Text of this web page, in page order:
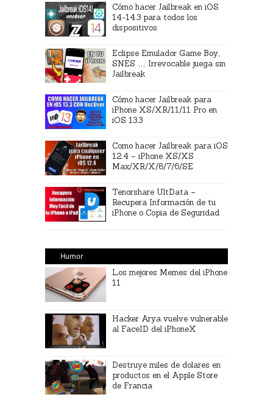
Cómo hacer Jailbreak en iOS
14-14.3 para todos los
dispositivos
Eclipse Emulador Game Boy,
SNES … Irrevocable juega sin
Jailbreak
Cómo hacer Jailbreak para
iPhone XS/XR/11/11 Pro en
iOS 13.3
Como hacer Jailbreak para iOS
12.4 – iPhone XS/XS
Max/XR/X/8/7/6/SE
Tenorshare UltData –
Recupera Información de tu
iPhone o Copia de Seguridad
Humor
Los mejores Memes del iPhone
11
Hacker Arya vuelve vulnerable
al FaceID del iPhoneX
Destruye miles de dolares en
productos en el Apple Store
de Francia